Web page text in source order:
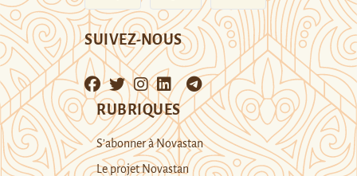
SUIVEZ-NOUS
RUBRIQUES
S’abonner à Novastan
Le projet Novastan